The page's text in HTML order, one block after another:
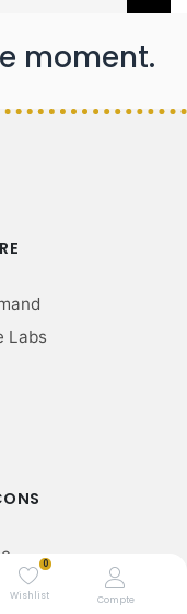
0
Wishlist Compte
moment.
Labs